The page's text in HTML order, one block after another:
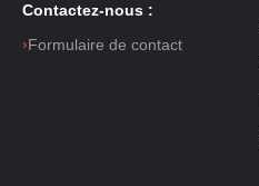
Contactez-nous :
›Formulaire de contact